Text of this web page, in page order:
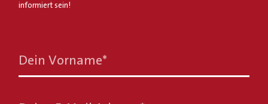
informiert sein!
Dein Vorname*